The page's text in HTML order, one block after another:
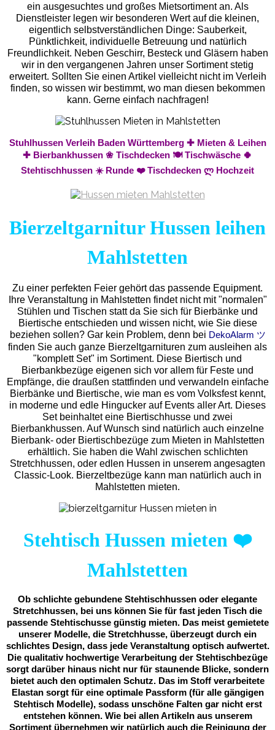
ein ausgesuchtes und großes Mietsortiment an. Als
Dienstleister legen wir besonderen Wert auf die kleinen,
eigentlich selbstverständlichen Dinge: Sauberkeit,
Pünktlichkeit, individuelle Betreuung und natürlich
Freundlichkeit. Neben Geschirr, Besteck und Gläsern haben
wir in den vergangenen Jahren unser Sortiment stetig
erweitert. Sollten Sie einen Artikel vielleicht nicht im Verleih
finden, so wissen wir bestimmt, wo man diesen bekommen
kann. Gerne einfach nachfragen!
Stuhlhussen Verleih Baden Württemberg ✚ Mieten & Leihen
✚ Bierbankhussen ❀ Tischdecken 🍽️ Tischwäsche 🍀
Stehtischhussen ☀️ Runde ❤️ Tischdecken ლ Hochzeit
Bierzeltgarnitur Hussen leihen
Mahlstetten
Zu einer perfekten Feier gehört das passende Equipment.
Ihre Veranstaltung in Mahlstetten findet nicht mit "normalen"
Stühlen und Tischen statt da Sie sich für Bierbänke und
Biertische entschieden und wissen nicht, wie Sie diese
beziehen sollen? Gar kein Problem, denn bei DekoAlarm ツ
finden Sie auch ganze Bierzeltgarnituren zum ausleihen als
"komplett Set" im Sortiment. Diese Biertisch und
Bierbankbezüge eigenen sich vor allem für Feste und
Empfänge, die draußen stattfinden und verwandeln einfache
Bierbänke und Biertische, wie man es vom Volksfest kennt,
in moderne und edle Hingucker auf Events aller Art. Dieses
Set beinhaltet eine Biertischhusse und zwei
Bierbankhussen. Auf Wunsch sind natürlich auch einzelne
Bierbank- oder Biertischbezüge zum Mieten in Mahlstetten
erhältlich. Sie haben die Wahl zwischen schlichten
Stretchhussen, oder edlen Hussen in unserem angesagten
Classic-Look. Bierzeltbezüge kann man natürlich auch in
Mahlstetten mieten.
Stehtisch Hussen mieten ❤️
Mahlstetten
Ob schlichte gebundene Stehtischhussen oder elegante
Stretchhussen, bei uns können Sie für fast jeden Tisch die
passende Stehtischusse günstig mieten. Das meist gemietete
unserer Modelle, die Stretchhusse, überzeugt durch ein
schlichtes Design, dass jede Veranstaltung optisch aufwertet.
Die qualitativ hochwertige Verarbeitung der Stehtischbezüge
sorgt darüber hinaus nicht nur für staunende Blicke, sondern
bietet auch den optimalen Schutz. Das im Stoff verarbeitete
Elastan sorgt für eine optimale Passform (für alle gängigen
Stehtisch Modelle), sodass unschöne Falten gar nicht erst
entstehen können. Wie bei allen Artikeln aus unserem
Sortiment übernehmen wir natürlich auch die Reinigung der